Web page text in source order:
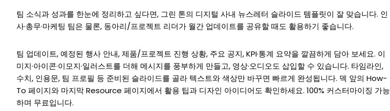
팀 소식과 성과를 한눈에 정리하고 싶다면, 그린 톤의 디지털 사내 뉴스레터 슬라이드 템플릿이 잘 맞습니다. 인
사·총무·마케팅 팀은 물론, 동아리/프로젝트 리더가 월간 업데이트를 공유할 때도 활용하기 좋습니다.
팀 업데이트, 예정된 행사 안내, 제품/프로젝트 진행 상황, 주요 공지, KPI·통계 요약을 깔끔하게 담아 보세요. 이
미지·아이콘·이모지·일러스트를 더해 메시지를 풍부하게 만들고, 영상·오디오도 삽입할 수 있습니다. 타임라인,
수치, 인용문, 팀 프로필 등 준비된 슬라이드를 골라 텍스트와 색상만 바꾸면 빠르게 완성됩니다. 덱 앞의 How-
To 페이지와 마지막 Resource 페이지에서 활용 팁과 디자인 아이디어도 확인하세요. 100% 커스터마이징 가능
하며 무료입니다.